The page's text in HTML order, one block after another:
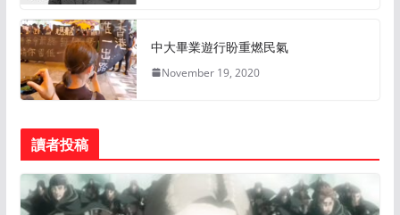
中大畢業遊行盼重燃民氣
November 19, 2020
讀者投稿